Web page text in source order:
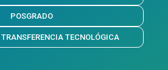
POSGRADO
TECNOLÓGICA